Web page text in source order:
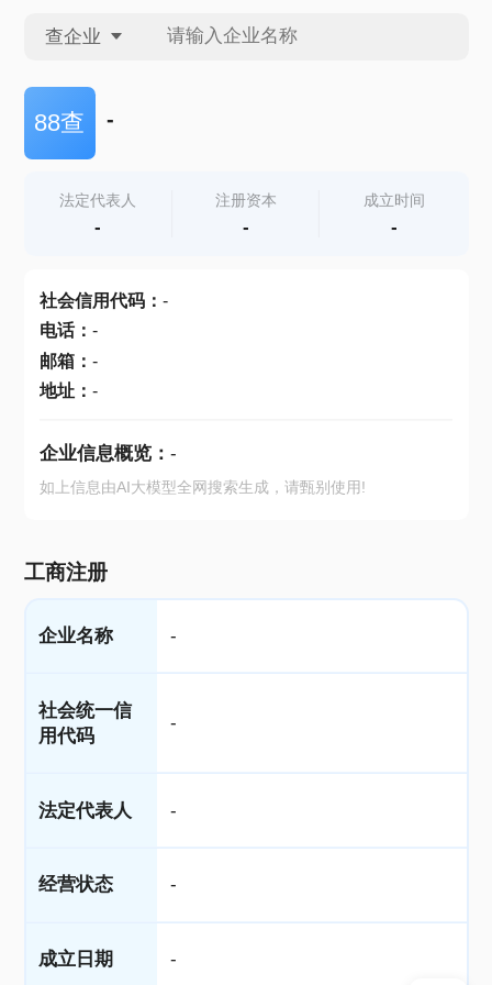
查企业
查企业
查产地
88查 -
法定代表人
-
注册资本
-
成立时间
-
社会信用代码： -
电话： -
邮箱： -
地址： -
企业信息概览： -
如上信息由AI大模型全网搜索生成，请甄别使用!
工商注册
企业名称 -
社会统一信
用代码
-
法定代表人 -
经营状态 -
成立日期 -